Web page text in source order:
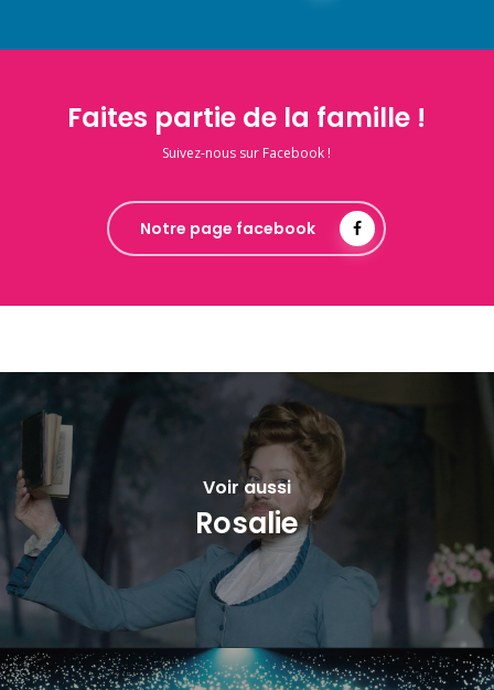
Faites partie de la famille !
Suivez-nous sur Facebook !
Notre page facebook
Voir aussi
Rosalie